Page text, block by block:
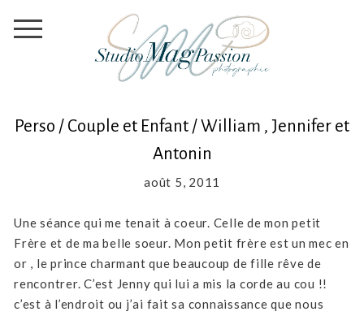
Perso / Couple et Enfant / William , Jennifer et
Antonin
août 5, 2011
Une séance qui me tenait à coeur. Celle de mon petit
Frère et de ma belle soeur. Mon petit frère est un mec en
or , le prince charmant que beaucoup de fille rêve de
rencontrer. C’est Jenny qui lui a mis la corde au cou !!
c’est à l’endroit ou j’ai fait sa connaissance que nous